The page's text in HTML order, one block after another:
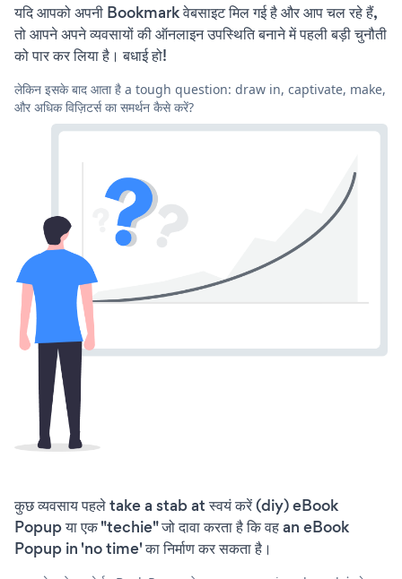
यदि आपको अपनी Bookmark वेबसाइट मिल गई है और आप चल रहे हैं,
तो आपने अपने व्यवसायों की ऑनलाइन उपस्थिति बनाने में पहली बड़ी चुनौती
को पार कर लिया है। बधाई हो!
लेकिन इसके बाद आता है a tough question: draw in, captivate, make,
और अधिक विज़िटर्स का समर्थन कैसे करें?
कुछ व्यवसाय पहले take a stab at स्वयं करें (diy) eBook
Popup या एक "techie" जो दावा करता है कि वह an eBook
Popup in 'no time' का निर्माण कर सकता है।